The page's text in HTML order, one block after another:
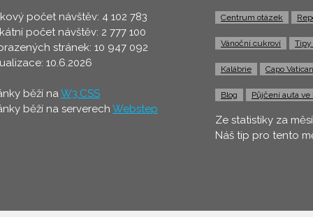
počet návštěv: 4 102 783
počet návštěv: 2 777 100
stránek: 10 947 092
10.6.2026
běží naW3.CSS
běží na serverech Webstep
Centrum otázek
Vánoční cukroví Tipy
Kalábrie Capo
Blog Půjčení auta ve
Ze statistiky za
Náš tip pro tento